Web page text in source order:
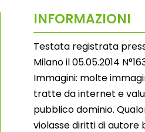
INFORMAZIONI
Testata registrata
Milano il 05.05.2014
Immagini: molte
tratte da internet e
pubblico dominio.
violasse diritti di autore